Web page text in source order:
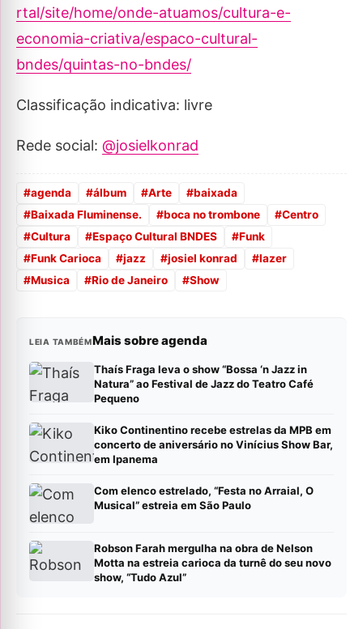
rtal/site/home/onde-atuamos/cultura-e-
economia-criativa/espaco-cultural-
bndes/quintas-no-bndes/
Classificação indicativa: livre
Rede social: @josielkonrad
#agenda #álbum #Arte #baixada
#Baixada Fluminense. #boca no trombone #Centro
#Cultura #Espaço Cultural BNDES #Funk
#Funk Carioca #jazz #josiel konrad #lazer
#Musica #Rio de Janeiro #Show
LEIA TAMBÉMMais sobre agenda
Thaís Fraga leva o show “Bossa ‘n Jazz in
Natura” ao Festival de Jazz do Teatro Café
Pequeno
Kiko Continentino recebe estrelas da MPB em
concerto de aniversário no Vinícius Show Bar,
em Ipanema
Com elenco estrelado, “Festa no Arraial, O
Musical” estreia em São Paulo
Robson Farah mergulha na obra de Nelson
Motta na estreia carioca da turnê do seu novo
show, “Tudo Azul”